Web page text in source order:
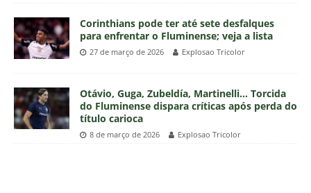
Corinthians pode ter até sete desfalques
para enfrentar o Fluminense; veja a lista
27 de março de 2026 Explosao Tricolor
Otávio, Guga, Zubeldía, Martinelli… Torcida
do Fluminense dispara críticas após perda do
título carioca
8 de março de 2026 Explosao Tricolor